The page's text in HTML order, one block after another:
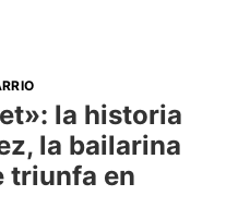
la historia
la bailarina
triunfa en